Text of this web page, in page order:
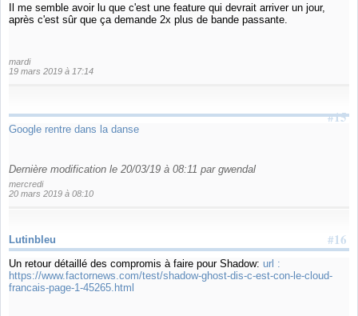
Il me semble avoir lu que c'est une feature qui devrait arriver un jour,
après c'est sûr que ça demande 2x plus de bande passante.
mardi
19 mars 2019 à 17:14
#15
Google rentre dans la danse
Dernière modification le 20/03/19 à 08:11 par gwendal
mercredi
20 mars 2019 à 08:10
#16
Lutinbleu
Un retour détaillé des compromis à faire pour Shadow: url :
https://www.factornews.com/test/shadow-ghost-dis-c-est-con-le-cloud-
francais-page-1-45265.html